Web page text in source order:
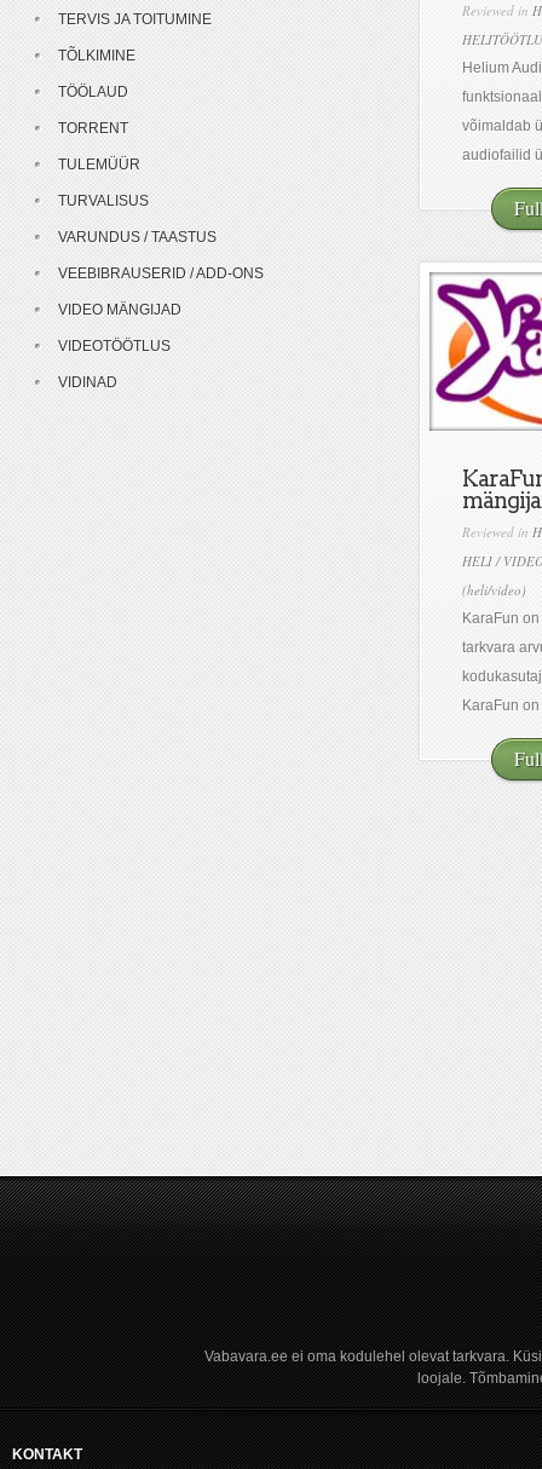
Reviewed in
Helium
võimaldab
audiofailid
mängija
Reviewed in
HELI /
(heli/video)
KaraFun
tarkvara
KaraFun
TERVIS JA TOITUMINE
TÕLKIMINE
TÖÖLAUD
TORRENT
TULEMÜÜR
TURVALISUS
VARUNDUS / TAASTUS
VEEBIBRAUSERID / ADD-ONS
VIDEO MÄNGIJAD
VIDEOTÖÖTLUS
VIDINAD
Vabavara.ee ei oma kodulehel olevat tarkvara.
loojale.
KONTAKT